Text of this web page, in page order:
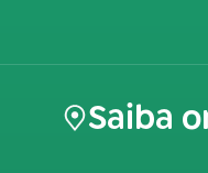
Saiba